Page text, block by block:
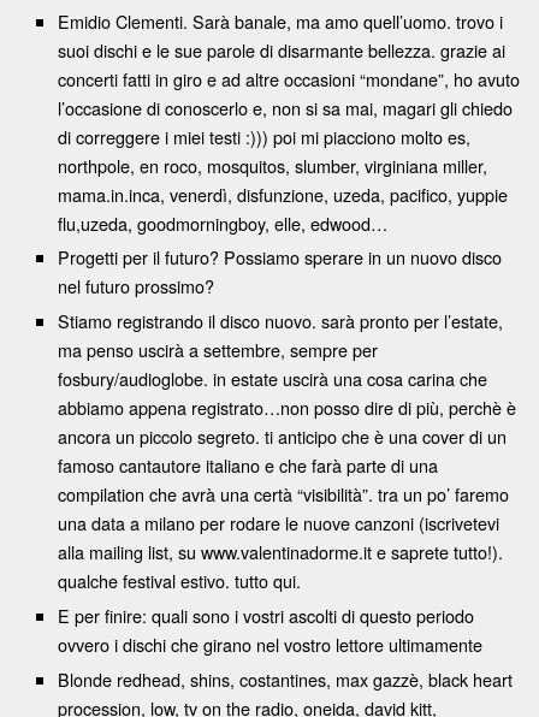
Emidio Clementi. Sarà banale, ma amo quell’uomo. trovo i
suoi dischi e le sue parole di disarmante bellezza. grazie ai
concerti fatti in giro e ad altre occasioni “mondane”, ho avuto
l’occasione di conoscerlo e, non si sa mai, magari gli chiedo
di correggere i miei testi :))) poi mi piacciono molto es,
northpole, en roco, mosquitos, slumber, virginiana miller,
mama.in.inca, venerdì, disfunzione, uzeda, pacifico, yuppie
flu,uzeda, goodmorningboy, elle, edwood…
Progetti per il futuro? Possiamo sperare in un nuovo disco
nel futuro prossimo?
Stiamo registrando il disco nuovo. sarà pronto per l’estate,
ma penso uscirà a settembre, sempre per
fosbury/audioglobe. in estate uscirà una cosa carina che
abbiamo appena registrato…non posso dire di più, perchè è
ancora un piccolo segreto. ti anticipo che è una cover di un
famoso cantautore italiano e che farà parte di una
compilation che avrà una certà “visibilità”. tra un po’ faremo
una data a milano per rodare le nuove canzoni (iscrivetevi
alla mailing list, su www.valentinadorme.it e saprete tutto!).
qualche festival estivo. tutto qui.
E per finire: quali sono i vostri ascolti di questo periodo
ovvero i dischi che girano nel vostro lettore ultimamente
Blonde redhead, shins, costantines, max gazzè, black heart
procession, low, tv on the radio, oneida, david kitt,